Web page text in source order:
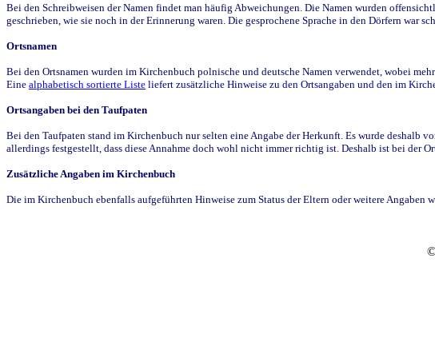
Bei den Schreibweisen der Namen findet man häufig Abweichungen. Die Namen wurden
geschrieben, wie sie noch in der Erinnerung waren. Die gesprochene Sprache in den Dörfern
Ortsnamen
Bei den Ortsnamen wurden im Kirchenbuch polnische und deutsche Namen verwendet, wobei
Eine alphabetisch sortierte Liste liefert zusätzliche Hinweise zu den Ortsangaben und den im
Ortsangaben bei den Taufpaten
Bei den Taufpaten stand im Kirchenbuch nur selten eine Angabe der Herkunft. Es wurde deshalb
allerdings festgestellt, dass diese Annahme doch wohl nicht immer richtig ist. Deshalb ist bei der
Zusätzliche Angaben im Kirchenbuch
Die im Kirchenbuch ebenfalls aufgeführten Hinweise zum Status der Eltern oder weitere Angaben